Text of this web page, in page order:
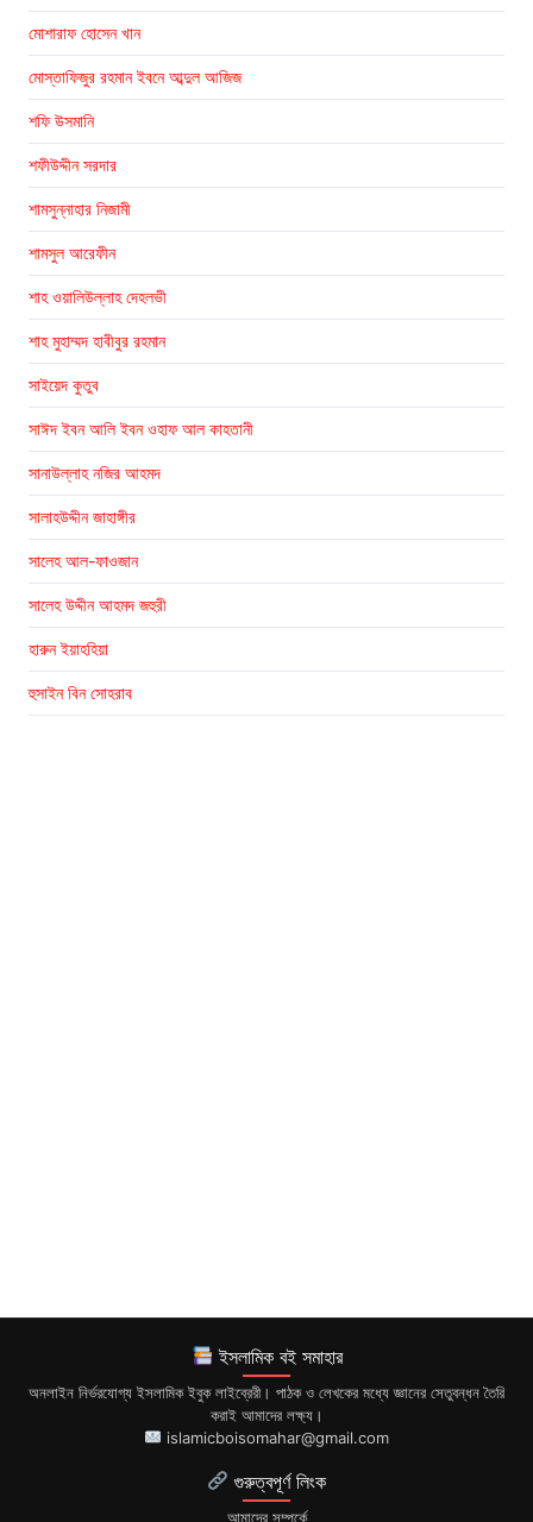
মোশারাফ হোসেন খান
মোস্তাফিজুর রহমান ইবনে আব্দুল আজিজ
শফি উসমানি
শফীউদ্দীন সরদার
শামসুন্নাহার নিজামী
শামসুল আরেফীন
শাহ ওয়ালিউল্লাহ দেহলভী
শাহ মুহাম্মদ হাবীবুর রহমান
সাইয়েদ কুতুব
সাঈদ ইবন আলি ইবন ওহাফ আল কাহতানী
সানাউল্লাহ নজির আহমদ
সালাহউদ্দীন জাহাঙ্গীর
সালেহ আল-ফাওজান
সালেহ উদ্দীন আহমদ জহুরী
হারুন ইয়াহহিয়া
হুসাইন বিন সোহরাব
ইসলামিক বই সমাহার
অনলাইন নির্ভরযোগ্য ইসলামিক ইবুক লাইব্রেরী। পাঠক ও লেখকের মধ্যে জ্ঞানের সেতুবন্ধন তৈরি
করাই আমাদের লক্ষ্য।
islamicboisomahar@gmail.com
গুরুত্বপূর্ণ লিংক
আমাদের সম্পর্কে